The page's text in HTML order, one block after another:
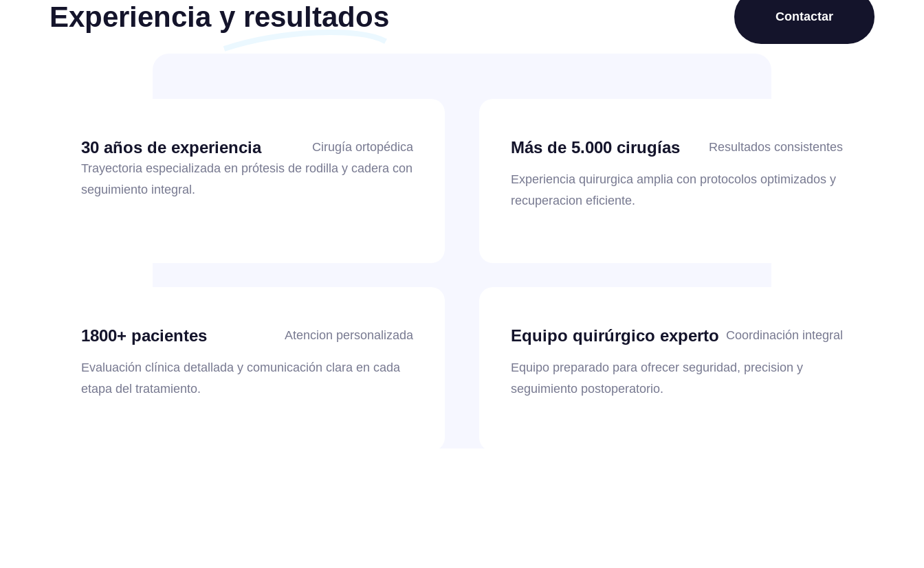
Experiencia y resultados Contactar
30 años de experiencia
Cirugía ortopédica
Trayectoria especializada en prótesis de rodilla y cadera con
seguimiento integral.
Más de 5.000 cirugías Resultados consistentes
Experiencia quirurgica amplia con protocolos optimizados y
recuperacion eficiente.
1800+ pacientes Atencion personalizada
Evaluación clínica detallada y comunicación clara en cada
etapa del tratamiento.
Equipo quirúrgico experto Coordinación integral
Equipo preparado para ofrecer seguridad, precision y
seguimiento postoperatorio.